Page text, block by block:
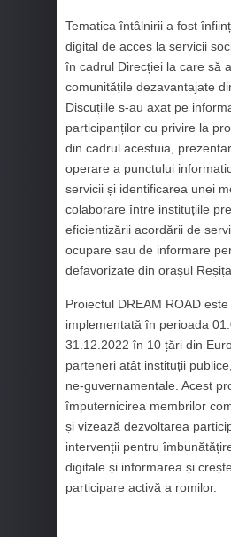
Tematica întâlnirii a fost
digital de acces la servicii
în cadrul Direcției la care să
comunitățile dezavantajate
Discuțiile s-au axat pe
participanților cu privire la
din cadrul acestuia,
operare a punctului
servicii și identificarea unei
colaborare între instituțiile
eficientizării acordării de
ocupare sau de informare
defavorizate din orașul Reșița.
Proiectul DREAM ROAD
implementată în perioada
31.12.2022 în 10 țări din
parteneri atât instituții
ne-guvernamentale. Acest
împuternicirea membrilor
și vizează dezvoltarea
intervenții pentru
digitale și informarea și
participare activă a romilor.